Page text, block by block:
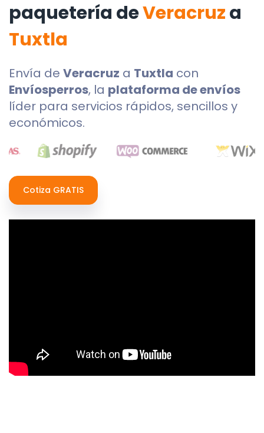
paquetería deVeracruza
Tuxtla
Envía de Veracruz a Tuxtla con
Envíosperros, la plataforma de envíos
líder para servicios rápidos, sencillos y
económicos.
Cotiza GRATIS